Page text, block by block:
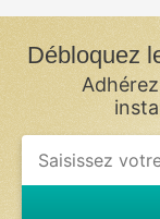
Débloquez
If
you